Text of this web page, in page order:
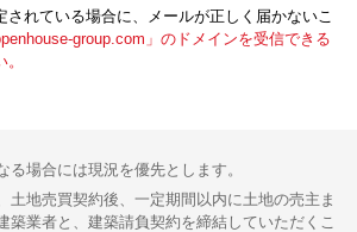
されている場合に、メールが正しく届かないこ
group.com」のドメインを受信できる
る場合には現況を優先とします。
土地売買契約後、一定期間以内に土地の売主ま
築業者と、建築請負契約を締結していただくこ